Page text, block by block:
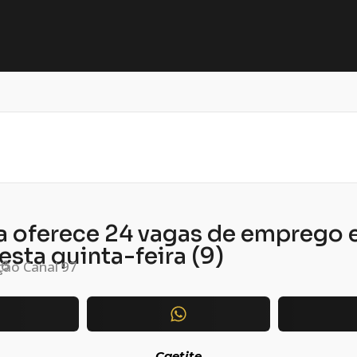
oferece 24 vagas de emprego
quinta-feira (9)
Canal 97